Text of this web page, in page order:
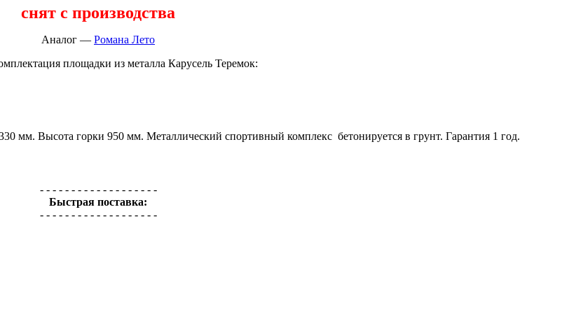
снят с производства
Аналог — Романа Лето
площадки из металла Карусель Теремок:
Высота горки 950 мм. Металлический спортивный комплекс бетонируется в грунт. Гарантия 1 год.
- - - - - - - - - - - - - - - - - - -
Быстрая поставка:
- - - - - - - - - - - - - - - - - - -